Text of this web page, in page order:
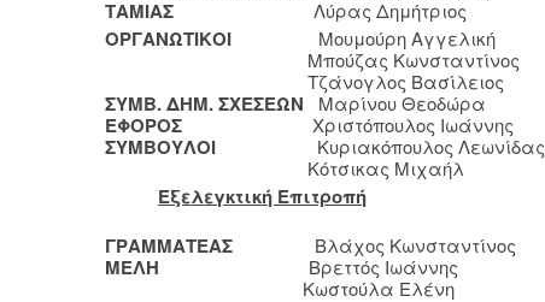
ΤΑΜΙΑΣ Λύρας Δημήτριος
ΟΡΓΑΝΩΤΙΚΟΙ Μουμούρη Αγγελική
Μπούζας Κωνσταντίνος
Τζάνογλος Βασίλειος
ΣΥΜΒ. ΔΗΜ. ΣΧΕΣΕΩΝ Μαρίνου Θεοδώρα
ΕΦΟΡΟΣ Χριστόπουλος Ιωάννης
ΣΥΜΒΟΥΛΟΙ Κυριακόπουλος Λεωνίδας
Κότσικας Μιχαήλ
Εξελεγκτική Επιτροπή
ΓΡΑΜΜΑΤΕΑΣ
Βλάχος Κωνσταντίνος
ΜΕΛΗ Βρεττός Ιωάννης
Κωστούλα Ελένη